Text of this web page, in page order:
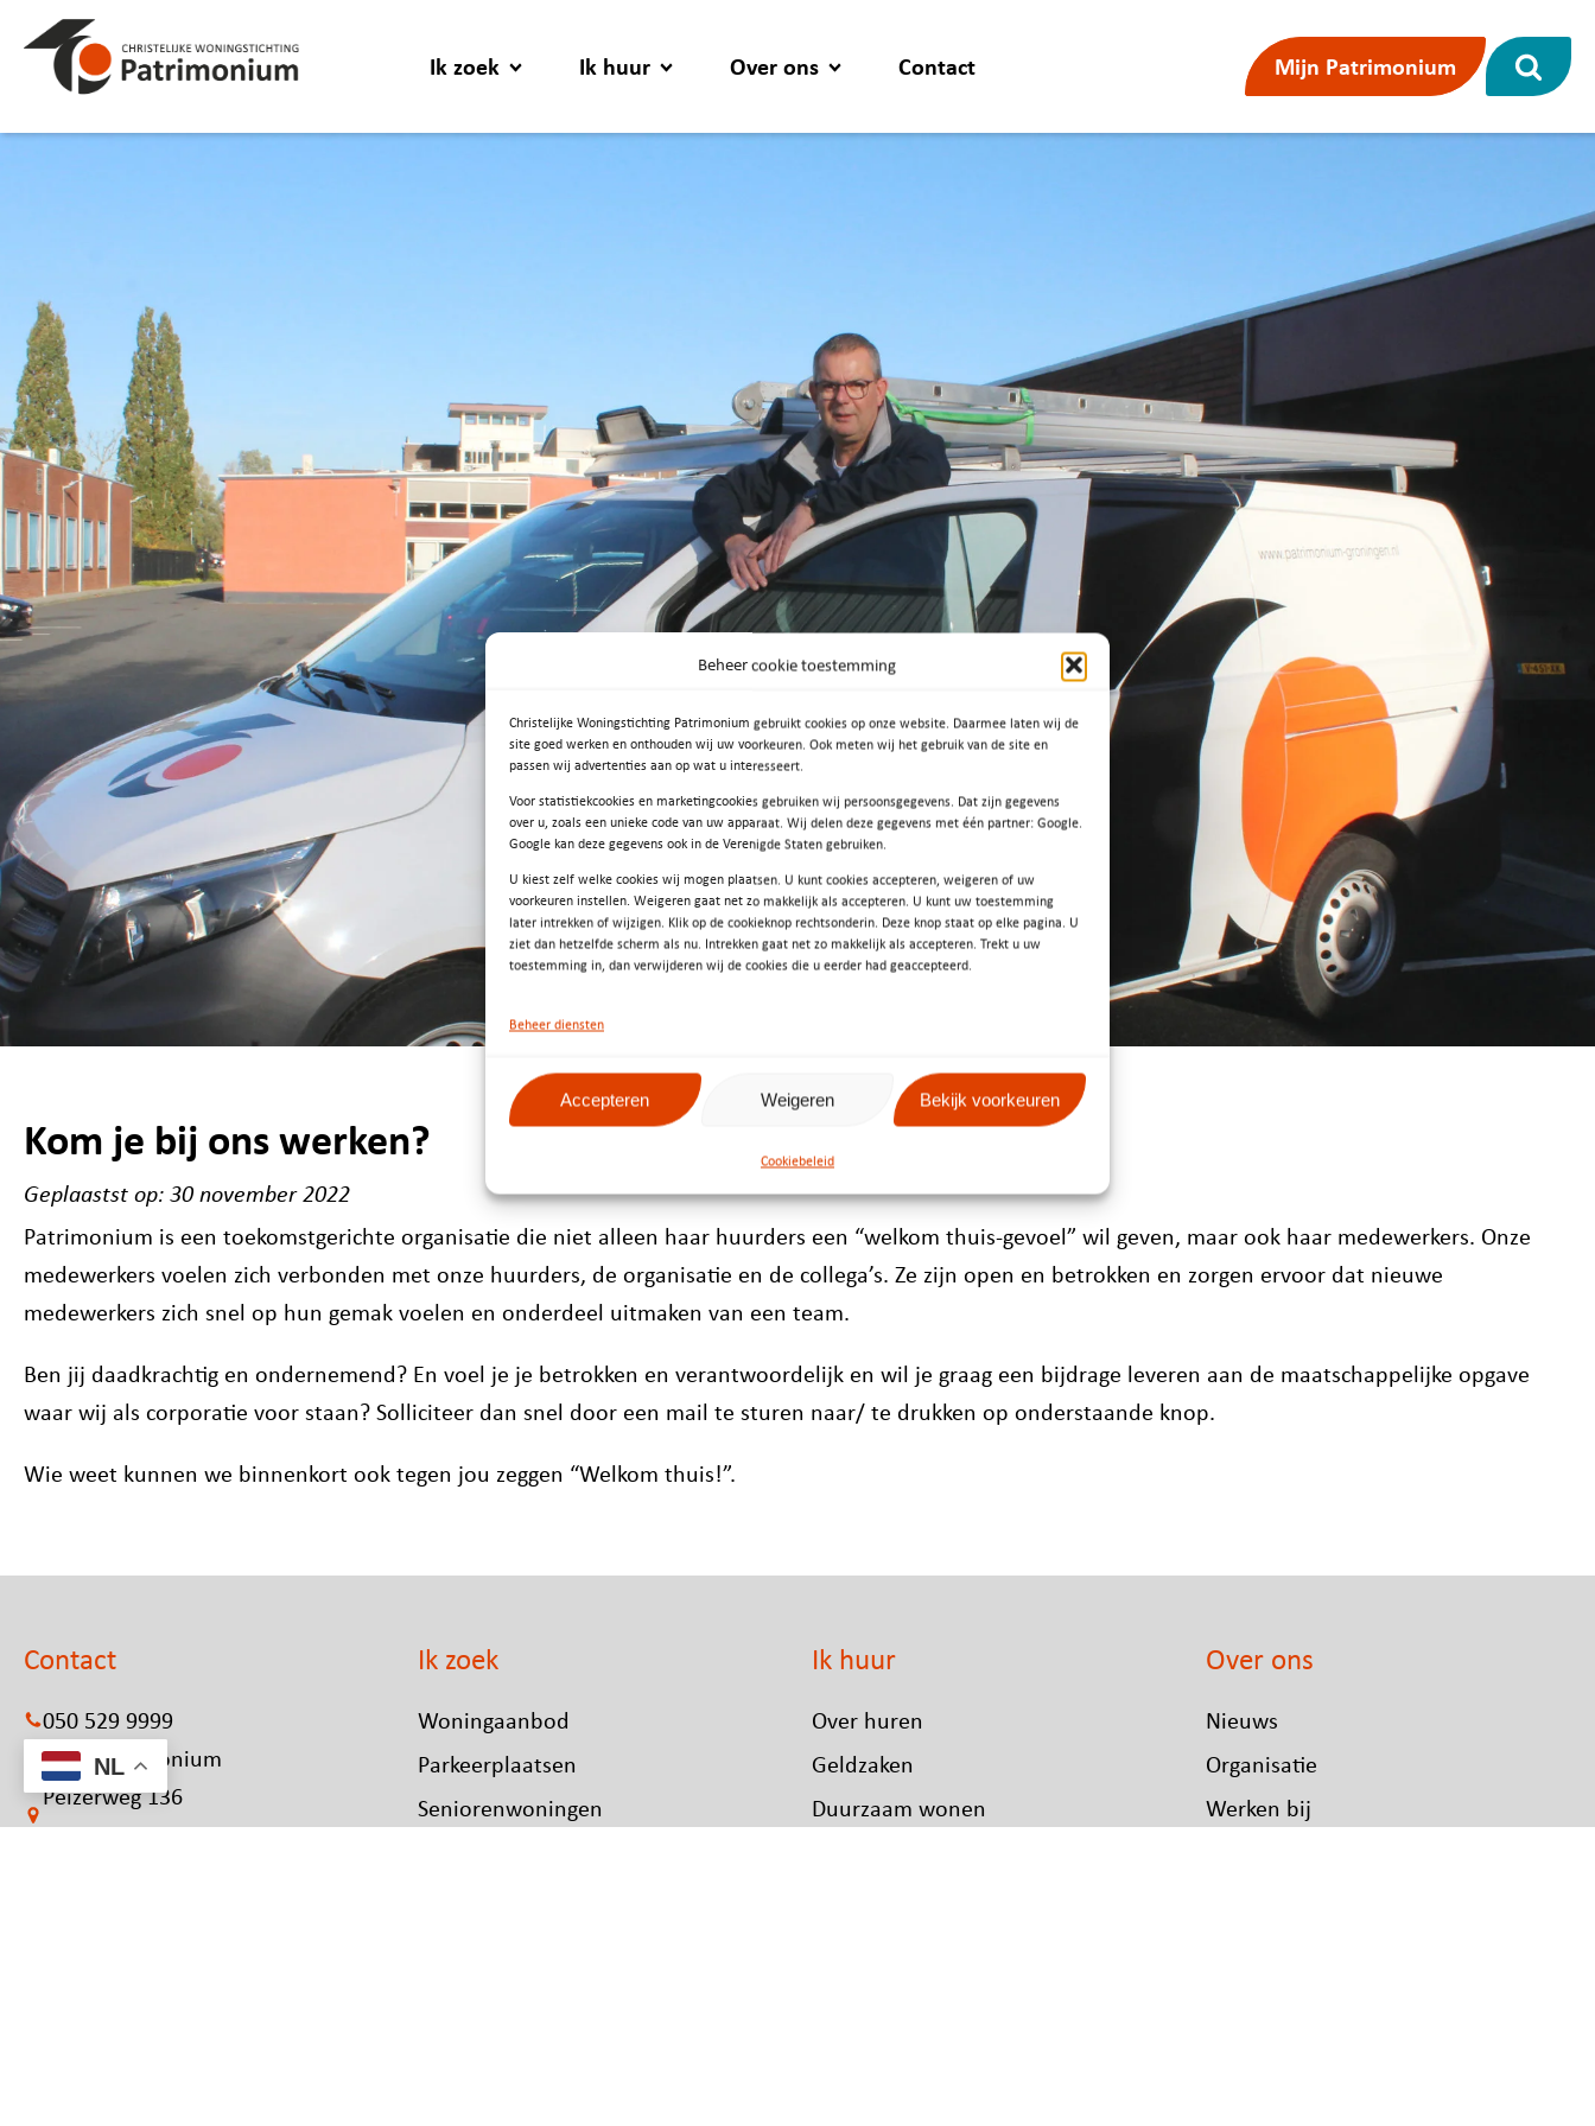
Beheer cookie toestemming
Christelijke Woningstichting Patrimonium gebruikt cookies op onze website. Daarmee laten wij de
site goed werken en onthouden wij uw voorkeuren. Ook meten wij het gebruik van de site en
passen wij advertenties aan op wat u interesseert.
Voor statistiekcookies en marketingcookies gebruiken wij persoonsgegevens. Dat zijn gegevens
over u, zoals een unieke code van uw apparaat. Wij delen deze gegevens met één partner: Google.
Google kan deze gegevens ook in de Verenigde Staten gebruiken.
U kiest zelf welke cookies wij mogen plaatsen. U kunt cookies accepteren, weigeren of uw
voorkeuren instellen. Weigeren gaat net zo makkelijk als accepteren. U kunt uw toestemming
later intrekken of wijzigen. Klik op de cookieknop rechtsonderin. Deze knop staat op elke pagina. U
ziet dan hetzelfde scherm als nu. Intrekken gaat net zo makkelijk als accepteren. Trekt u uw
toestemming in, dan verwijderen wij de cookies die u eerder had geaccepteerd.
Beheer diensten
Accepteren Weigeren Bekijk voorkeuren
Cookiebeleid
Ik zoek Ik huur Over ons Contact Mijn Patrimonium
Kom je bij ons werken?
Geplaastst op:30 november 2022
Patrimonium is een toekomstgerichte organisatie die niet alleen haar huurders een “welkom thuis-gevoel” wil geven, maar ook haar medewerkers. Onze
medewerkers voelen zich verbonden met onze huurders, de organisatie en de collega’s. Ze zijn open en betrokken en zorgen ervoor dat nieuwe
medewerkers zich snel op hun gemak voelen en onderdeel uitmaken van een team.
Ben jij daadkrachtig en ondernemend? En voel je je betrokken en verantwoordelijk en wil je graag een bijdrage leveren aan de maatschappelijke opgave
waar wij als corporatie voor staan? Solliciteer dan snel door een mail te sturen naar/ te drukken op onderstaande knop.
Wie weet kunnen we binnenkort ook tegen jou zeggen “Welkom thuis!”.
Contact
050 529 9999
Mail Patrimonium
Peizerweg 136
9727 AP Groningen
Ik zoek
Woningaanbod
Parkeerplaatsen
Seniorenwoningen
Ik huur
Over huren
Geldzaken
Duurzaam wonen
Over ons
Nieuws
Organisatie
Werken bij
NL